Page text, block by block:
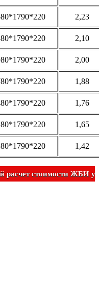
2,23
2,10
2,00
1,88
1,76
1,65
1,42
расчет